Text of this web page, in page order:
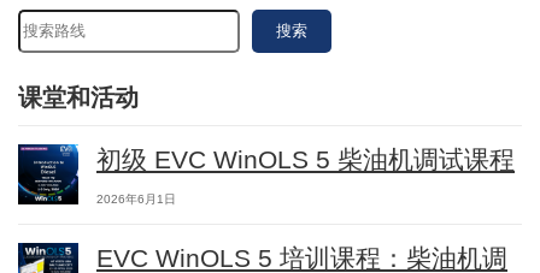
搜索
课堂和活动
初级 EVC WinOLS 5 柴油机调试课程
2026年6月1日
EVC WinOLS 5 培训课程：柴油机调